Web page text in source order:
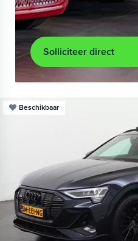
Solliciteer direct
Beschikbaar